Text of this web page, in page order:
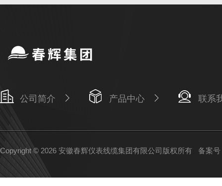
公司简介 产品中心 联系
Copyright © 2026 安徽春辉仪表线缆集团有限公司版权所有 备案号